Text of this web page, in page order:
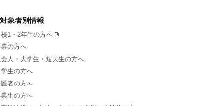
対象者別情報
1・2年生の方へ
の方へ
人・大学生・短大生の方へ
生の方へ
者の方へ
生の方へ